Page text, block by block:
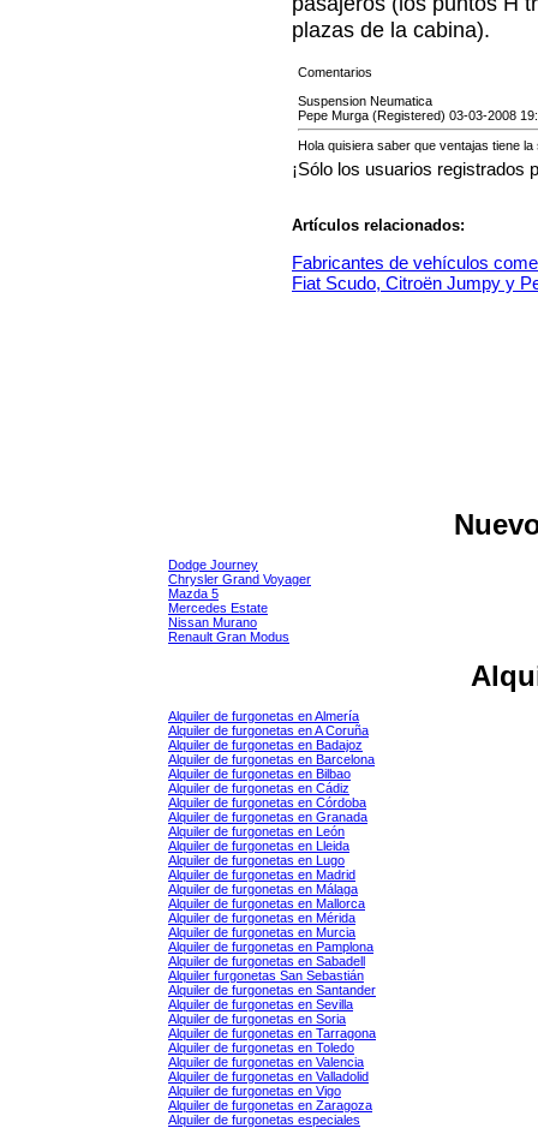
plazas de la cabina).
Comentarios
Suspension Neumatica
Pepe Murga (Registered) 03-03-2008
Hola quisiera saber que ventajas tiene
¡Sólo los usuarios registrados
Artículos relacionados:
Fabricantes de vehículos
Fiat Scudo, Citroën Jumpy y
Dodge Journey
Chrysler Grand Voyager
Mazda 5
Mercedes Estate
Nissan Murano
Renault Gran Modus
Alquiler de furgonetas en Almería
Alquiler de furgonetas en A Coruña
Alquiler de furgonetas en Badajoz
Alquiler de furgonetas en Barcelona
Alquiler de furgonetas en Bilbao
Alquiler de furgonetas en Cádiz
Alquiler de furgonetas en Córdoba
Alquiler de furgonetas en Granada
Alquiler de furgonetas en León
Alquiler de furgonetas en Lleida
Alquiler de furgonetas en Lugo
Alquiler de furgonetas en Madrid
Alquiler de furgonetas en Málaga
Alquiler de furgonetas en Mallorca
Alquiler de furgonetas en Mérida
Alquiler de furgonetas en Murcia
Alquiler de furgonetas en Pamplona
Alquiler de furgonetas en Sabadell
Alquiler furgonetas San Sebastián
Alquiler de furgonetas en Santander
Alquiler de furgonetas en Sevilla
Alquiler de furgonetas en Soria
Alquiler de furgonetas en Tarragona
Alquiler de furgonetas en Toledo
Alquiler de furgonetas en Valencia
Alquiler de furgonetas en Valladolid
Alquiler de furgonetas en Vigo
Alquiler de furgonetas en Zaragoza
Alquiler de furgonetas especiales